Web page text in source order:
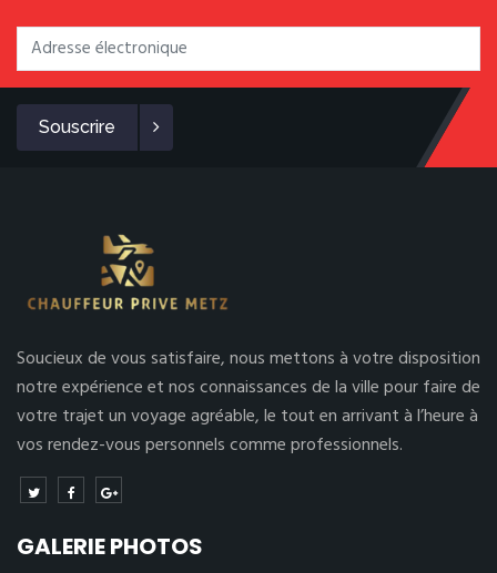
Souscrire
Soucieux de vous satisfaire, nous mettons à votre disposition
notre expérience et nos connaissances de la ville pour faire de
votre trajet un voyage agréable, le tout en arrivant à l’heure à
vos rendez-vous personnels comme professionnels.
GALERIE PHOTOS